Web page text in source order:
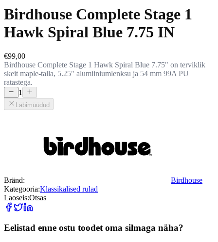
Birdhouse Complete Stage 1
Hawk Spiral Blue 7.75 IN
€99,00
Birdhouse Complete Stage 1 Hawk Spiral Blue 7.75" on terviklik
skeit maple-talla, 5.25" alumiiniumlenksu ja 54 mm 99A PU
ratastega.
1
Läbimüüdud
Bränd:
Birdhouse
Kategooria:Klassikalised rulad
Laoseis:Otsas
Eelistad enne ostu toodet oma silmaga näha?